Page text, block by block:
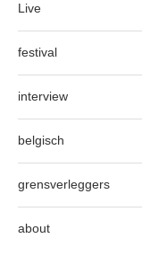
Live
festival
interview
belgisch
grensverleggers
about